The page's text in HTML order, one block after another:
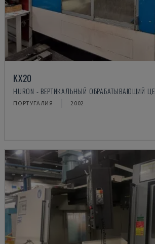
KX20
HURON - ВЕРТИКАЛЬНЫЙ ОБРАБАТЫВАЮЩИЙ
ПОРТУГАЛИЯ 2002